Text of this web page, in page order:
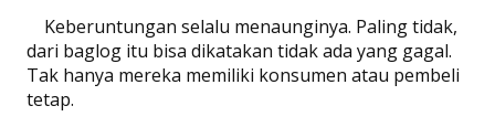
Keberuntungan selalu menaunginya. Paling tidak,
dari baglog itu bisa dikatakan tidak ada yang gagal.
Tak hanya mereka memiliki konsumen atau pembeli
tetap.